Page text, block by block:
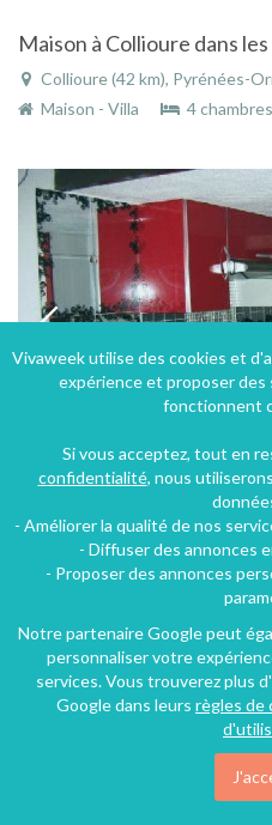
Collioure (42 km), Pyrénées-
Maison - Villa
4 chambres
Port-la-Nouvelle (43 km), Aude,
55€
Vivaweek utilise des cookies et
expérience et proposer des
fonctionnent
Si vous acceptez, tout en
confidentialité, nous
- Améliorer la qualité de nos
- Diffuser des annonces
- Proposer des annonces
Notre partenaire Google peut
personnaliser votre
services. Vous trouverez plus
Google dans leurs règles de